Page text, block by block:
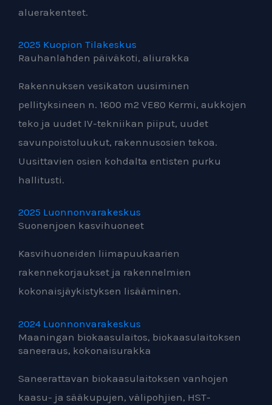
aluerakenteet.
2025 Kuopion Tilakeskus
Rauhanlahden päiväkoti, aliurakka
Rakennuksen vesikaton uusiminen
pellityksineen n. 1600 m2 VE80 Kermi, aukkojen
teko ja uudet IV-tekniikan piiput, uudet
savunpoistoluukut, rakennusosien tekoa.
Uusittavien osien kohdalta entisten purku
hallitusti.
2025 Luonnonvarakeskus
Suonenjoen kasvihuoneet
Kasvihuoneiden liimapuukaarien
rakennekorjaukset ja rakennelmien
kokonaisjäykistyksen lisääminen.
2024 Luonnonvarakeskus
Maaningan biokaasulaitos, biokaasulaitoksen
saneeraus, kokonaisurakka
Saneerattavan biokaasulaitoksen vanhojen
kaasu- ja sääkupujen, välipohjien, HST-